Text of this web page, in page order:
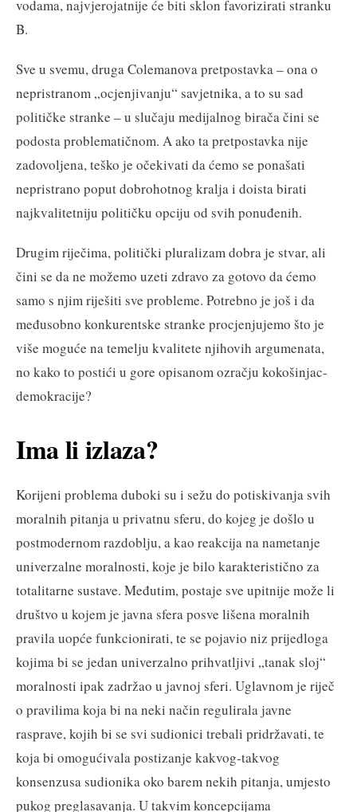
vodama, najvjerojatnije će biti sklon favorizirati stranku
B.
Sve u svemu, druga Colemanova pretpostavka – ona o
nepristranom „ocjenjivanju“ savjetnika, a to su sad
političke stranke – u slučaju medijalnog birača čini se
podosta problematičnom. A ako ta pretpostavka nije
zadovoljena, teško je očekivati da ćemo se ponašati
nepristrano poput dobrohotnog kralja i doista birati
najkvalitetniju političku opciju od svih ponuđenih.
Drugim riječima, politički pluralizam dobra je stvar, ali
čini se da ne možemo uzeti zdravo za gotovo da ćemo
samo s njim riješiti sve probleme. Potrebno je još i da
međusobno konkurentske stranke procjenjujemo što je
više moguće na temelju kvalitete njihovih argumenata,
no kako to postići u gore opisanom ozračju kokošinjac-
demokracije?
Ima li izlaza?
Korijeni problema duboki su i sežu do potiskivanja svih
moralnih pitanja u privatnu sferu, do kojeg je došlo u
postmodernom razdoblju, a kao reakcija na nametanje
univerzalne moralnosti, koje je bilo karakteristično za
totalitarne sustave. Međutim, postaje sve upitnije može li
društvo u kojem je javna sfera posve lišena moralnih
pravila uopće funkcionirati, te se pojavio niz prijedloga
kojima bi se jedan univerzalno prihvatljivi „tanak sloj“
moralnosti ipak zadržao u javnoj sferi. Uglavnom je riječ
o pravilima koja bi na neki način regulirala javne
rasprave, kojih bi se svi sudionici trebali pridržavati, te
koja bi omogućivala postizanje kakvog-takvog
konsenzusa sudionika oko barem nekih pitanja, umjesto
pukog preglasavanja. U takvim koncepcijama